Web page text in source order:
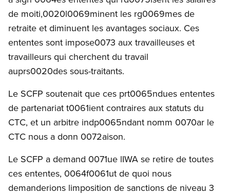
de moiti,0020l0069minent les rg0069mes de
retraite et diminuent les avantages sociaux. Ces
ententes sont impose0073 aux travailleuses et
travailleurs qui cherchent du travail
auprs0020des sous-traitants.
Le SCFP soutenait que ces prt0065ndues ententes
de partenariat t0061ient contraires aux statuts du
CTC, et un arbitre indp0065ndant nomm 0070ar le
CTC nous a donn 0072aison.
Le SCFP a demand 0071ue lIWA se retire de toutes
ces ententes, 0064f0061ut de quoi nous
demanderions limposition de sanctions de niveau 3